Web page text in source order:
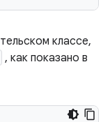
классе,
, как показано в